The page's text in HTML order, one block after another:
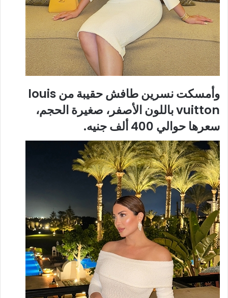
وأمسكت نسرين طافش حقيبة من louis
vuitton باللون الأصفر، صغيرة الحجم،
سعرها حوالي 400 ألف جنيه.